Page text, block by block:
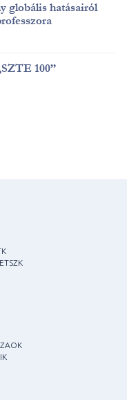
globális hatásairól
100”